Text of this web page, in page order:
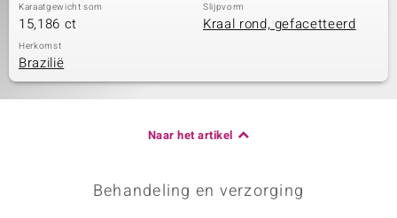
Karaatgewicht som
15,186 ct
Slijpvorm
Kraal rond, gefacetteerd
Herkomst
Brazilië
Naar het artikel
Behandeling en verzorging